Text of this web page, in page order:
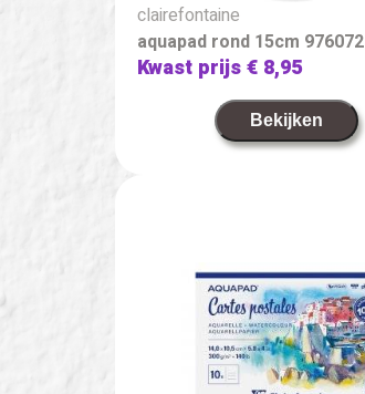
clairefontaine
aquapad rond 15cm 976072
Kwast prijs€ 8,95
Bekijken